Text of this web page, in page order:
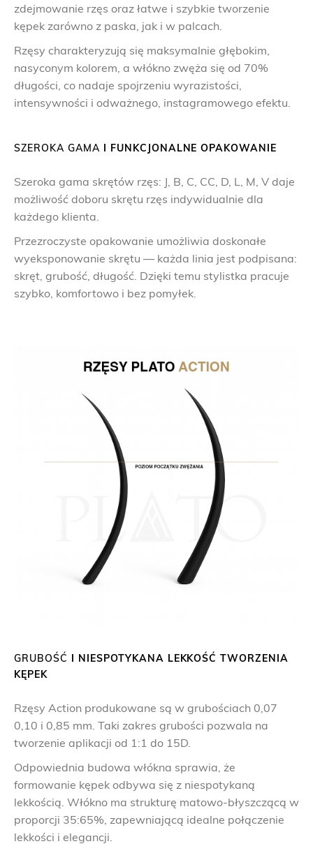
zdejmowanie rzęs oraz łatwe i szybkie tworzenie
kępek zarówno z paska, jak i w palcach.
Rzęsy charakteryzują się maksymalnie głębokim,
nasyconym kolorem, a włókno zwęża się od 70%
długości, co nadaje spojrzeniu wyrazistości,
intensywności i odważnego, instagramowego efektu.
SZEROKA GAMA I FUNKCJONALNE OPAKOWANIE
Szeroka gama skrętów rzęs: J, B, C, CC, D, L, M, V daje
możliwość doboru skrętu rzęs indywidualnie dla
każdego klienta.
Przezroczyste opakowanie umożliwia doskonałe
wyeksponowanie skrętu — każda linia jest podpisana:
skręt, grubość, długość. Dzięki temu stylistka pracuje
szybko, komfortowo i bez pomyłek.
GRUBOŚĆ I NIESPOTYKANA LEKKOŚĆ TWORZENIA
KĘPEK
Rzęsy Action produkowane są w grubościach 0,07
0,10 i 0,85 mm. Taki zakres grubości pozwala na
tworzenie aplikacji od 1:1 do 15D.
Odpowiednia budowa włókna sprawia, że
formowanie kępek odbywa się z niespotykaną
lekkością. Włókno ma strukturę matowo-błyszczącą w
proporcji 35:65%, zapewniającą idealne połączenie
lekkości i elegancji.